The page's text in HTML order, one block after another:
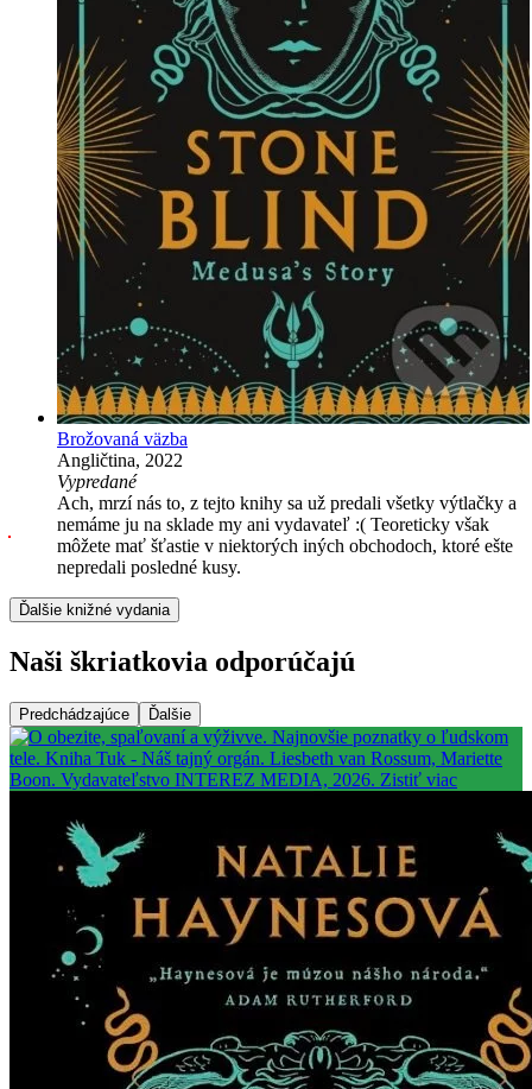
Brožovaná väzba
Angličtina, 2022
Vypredané
Ach, mrzí nás to, z tejto knihy sa už predali všetky výtlačky a
nemáme ju na sklade my ani vydavateľ :( Teoreticky však
môžete mať šťastie v niektorých iných obchodoch, ktoré ešte
nepredali posledné kusy.
Ďalšie knižné vydania
Naši škriatkovia odporúčajú
Predchádzajúce Ďalšie